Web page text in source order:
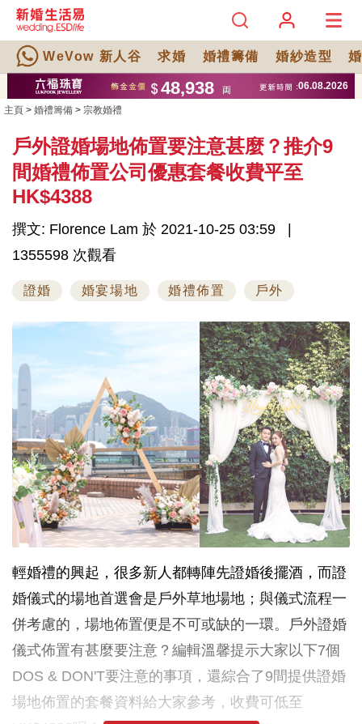
WeVow 新人谷 求婚 婚禮籌備 婚紗造型
主頁 > 婚禮籌備 > 宗教婚禮
戶外證婚場地佈置要注意甚麼？推介9
間婚禮佈置公司優惠套餐收費平至
HK$4388
撰文: Florence Lam 於 2021-10-25 03:59
1355598 次觀看
證婚 婚宴場地 婚禮佈置 戶外
輕婚禮的興起，很多新人都轉陣先證婚後擺酒，而證
婚儀式的場地首選會是戶外草地場地；與儀式流程一
併考慮的，場地佈置便是不可或缺的一環。戶外證婚
儀式佈置有甚麼要注意？編輯溫馨提示大家以下7個
DOS & DON'T要注意的事項，還綜合了9間提供證婚
場地佈置的套餐資料給大家參考，收費可低至